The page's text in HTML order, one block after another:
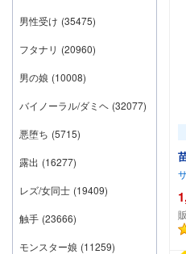
男性受け (35475)
フタナリ (20960)
男の娘 (10008)
バイノーラル/ダミヘ (32077)
悪堕ち (5715)
露出 (16277)
レズ/女同士 (19409)
触手 (23666)
モンスター娘 (11259)